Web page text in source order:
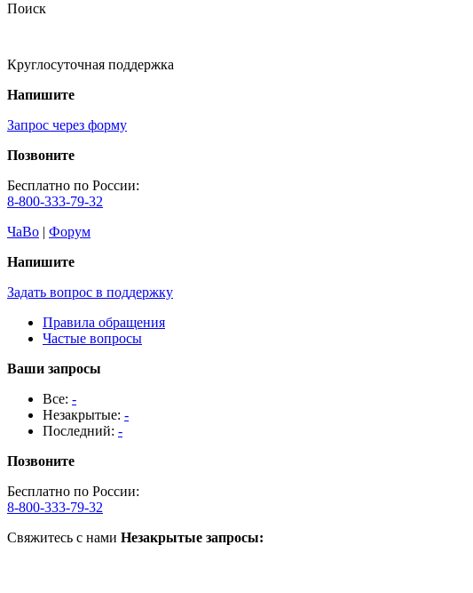
Поиск
Круглосуточная поддержка
Напишите
Запрос через форму
Позвоните
Бесплатно по России:
8-800-333-79-32
ЧаВо | Форум
Напишите
Задать вопрос в поддержку
Правила обращения
Частые вопросы
Ваши запросы
Все: -
Незакрытые: -
Последний: -
Позвоните
Бесплатно по России:
8-800-333-79-32
Свяжитесь с нами Незакрытые запросы: